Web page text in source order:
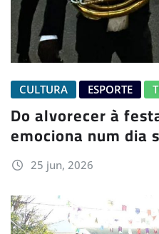
CULTURA ESPORTE
Do alvorecer à
emociona num dia
25 jun, 2026